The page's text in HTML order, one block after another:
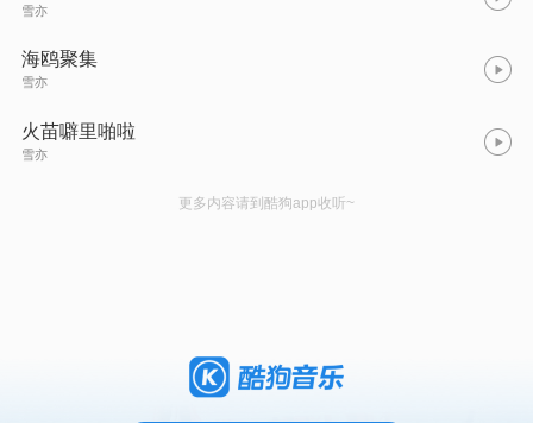
雪亦
海鸥聚集
雪亦
火苗噼里啪啦
雪亦
更多内容请到酷狗app收听~